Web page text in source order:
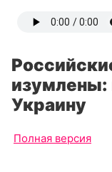
изумлены:
Украину
Полная версия